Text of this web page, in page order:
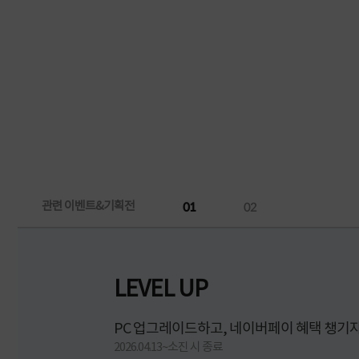
관련 이벤트&기획전 01 02
LEVEL UP
PC 업그레이드하고, 네이버페이 혜택 챙기
2026.04.13~소진 시 종료